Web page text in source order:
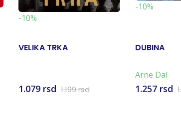
-10%
VELIKA TRKA
1.079 rsd 1.199 rsd
-10%
DUBINA
Arne Dal
1.257 rsd